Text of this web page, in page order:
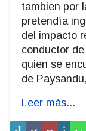
tambien por
pretendía
del impacto
conductor
quien se
de
Leer más...